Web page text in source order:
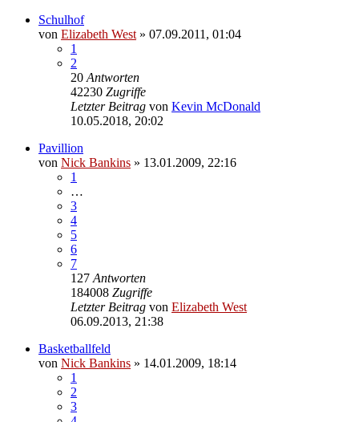
Schulhof
von Elizabeth West » 07.09.2011, 01:04
1
2
20 Antworten
42230 Zugriffe
Letzter Beitrag von Kevin McDonald
10.05.2018, 20:02
Pavillion
von Nick Bankins » 13.01.2009, 22:16
1
…
3
4
5
6
7
127 Antworten
184008 Zugriffe
Letzter Beitrag von Elizabeth West
06.09.2013, 21:38
Basketballfeld
von Nick Bankins » 14.01.2009, 18:14
1
2
3